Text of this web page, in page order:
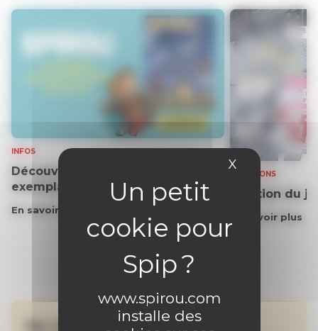
www.spirou.com
installe des
X Masquer le
INFOS
Découvrez gratuitement un
exemplaire du journal !
En savoir plus
SOLUTIONS
Solution du
En savoir plus
Ne manquez aucune